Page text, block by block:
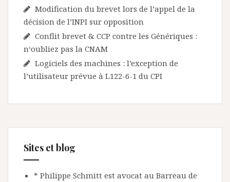
Modification du brevet lors de l’appel de la
décision de l’INPI sur opposition
Conflit brevet & CCP contre les Génériques :
n‘oubliez pas la CNAM
Logiciels des machines : l’exception de
l’utilisateur prévue à L122-6-1 du CPI
Sites et blog
* Philippe Schmitt est avocat au Barreau de